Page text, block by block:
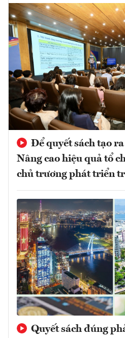
Để quyết sách tạo
Nâng cao hiệu quả tổ
chủ trương phát triển
Quyết sách đúng